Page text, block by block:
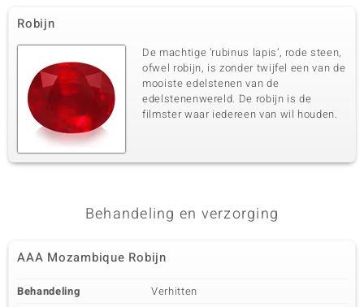
Robijn
De machtige ‘rubinus lapis’, rode steen,
ofwel robijn, is zonder twijfel een van de
mooiste edelstenen van de
edelstenenwereld. De robijn is de
filmster waar iedereen van wil houden.
Behandeling en verzorging
AAA Mozambique Robijn
Behandeling Verhitten